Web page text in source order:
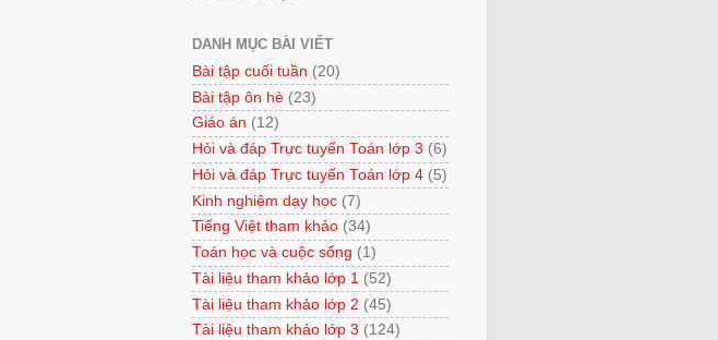
DANH MỤC BÀI VIẾT
Bài tập cuối tuần (20)
Bài tập ôn hè (23)
Giáo án (12)
Hỏi và đáp Trực tuyến Toán lớp 3 (6)
Hỏi và đáp Trực tuyến Toán lớp 4 (5)
Kinh nghiệm dạy học (7)
Tiếng Việt tham khảo (34)
Toán học và cuộc sống (1)
Tài liệu tham khảo lớp 1 (52)
Tài liệu tham khảo lớp 2 (45)
Tài liệu tham khảo lớp 3 (124)